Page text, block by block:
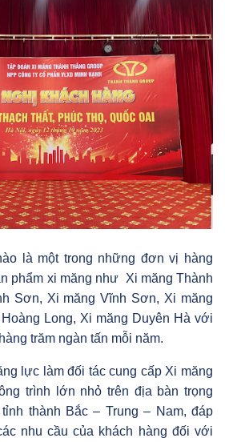
là một trong những đơn vị hàng
phẩm xi măng như Xi măng Thành
Sơn, Xi măng Vĩnh Sơn, Xi măng
Long, Xi măng Duyên Hà với
trăm ngàn tấn mỗi năm.
lực làm đối tác cung cấp Xi măng
trình lớn nhỏ trên địa bàn trọng
thành Bắc – Trung – Nam, đáp
nhu cầu của khách hàng đối với